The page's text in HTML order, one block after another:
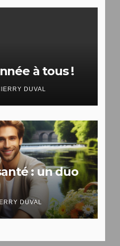
à tous !
DUVAL
: un duo
DUVAL